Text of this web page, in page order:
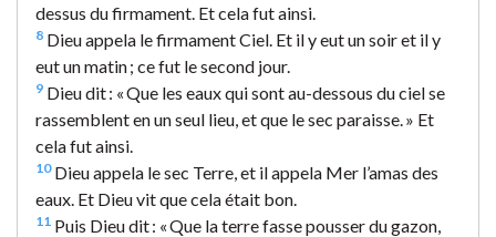
dessus du firmament. Et cela fut ainsi.
8 Dieu appela le firmament Ciel. Et il y eut un soir et il y
eut un matin ; ce fut le second jour.
9 Dieu dit : « Que les eaux qui sont au-dessous du ciel se
rassemblent en un seul lieu, et que le sec paraisse. » Et
cela fut ainsi.
10Dieu appela le sec Terre, et il appela Mer l’amas des
eaux. Et Dieu vit que cela était bon.
11 Puis Dieu dit : « Que la terre fasse pousser du gazon,